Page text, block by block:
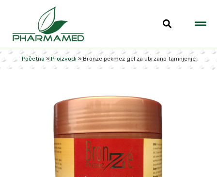
Početna »Proizvodi » Bronze pekmez gel za ubrzano tamnjenje